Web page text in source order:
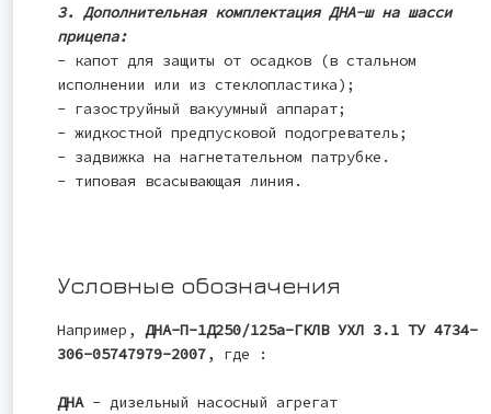
3. Дополнительная комплектация ДНА-ш на шасси
прицепа:
- капот для защиты от осадков (в стальном
исполнении или из стеклопластика);
- газоструйный вакуумный аппарат;
- жидкостной предпусковой подогреватель;
- задвижка на нагнетательном патрубке.
- типовая всасывающая линия.
Условные обозначения
Например, ДНА-П-1Д250/125а-ГКЛВ УХЛ 3.1 ТУ 4734-
306-05747979-2007, где :
ДНА- дизельный насосный агрегат